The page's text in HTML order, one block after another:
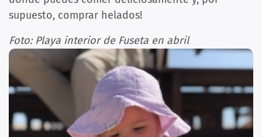
supuesto, comprar helados!
Foto: Playa interior de Fuseta en abril